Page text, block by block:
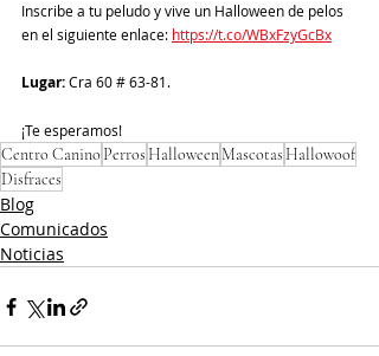
Inscribe a tu peludo y vive un Halloween de pelos
en el siguiente enlace: https://t.co/WBxFzyGcBx
Lugar: Cra 60 # 63-81.
¡Te esperamos!
Centro CaninoPerros HalloweenMascotas Hallowoof
Disfraces
Blog
Comunicados
Noticias